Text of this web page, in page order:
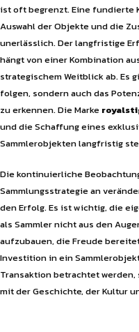
ist oft begrenzt. Eine fundierte
Auswahl der Objekte und die
unerlässlich. Der langfristige
hängt von einer Kombination
strategischem Weitblick ab. Es
folgen, sondern auch das
zu erkennen. Die Marke
und die Schaffung eines
Sammlerobjekten langfristig
Die kontinuierliche
Sammlungsstrategie an
den Erfolg. Es ist wichtig, die
als Sammler nicht aus den
aufzubauen, die Freude
Investition in ein
Transaktion betrachtet
mit der Geschichte, der Kultur